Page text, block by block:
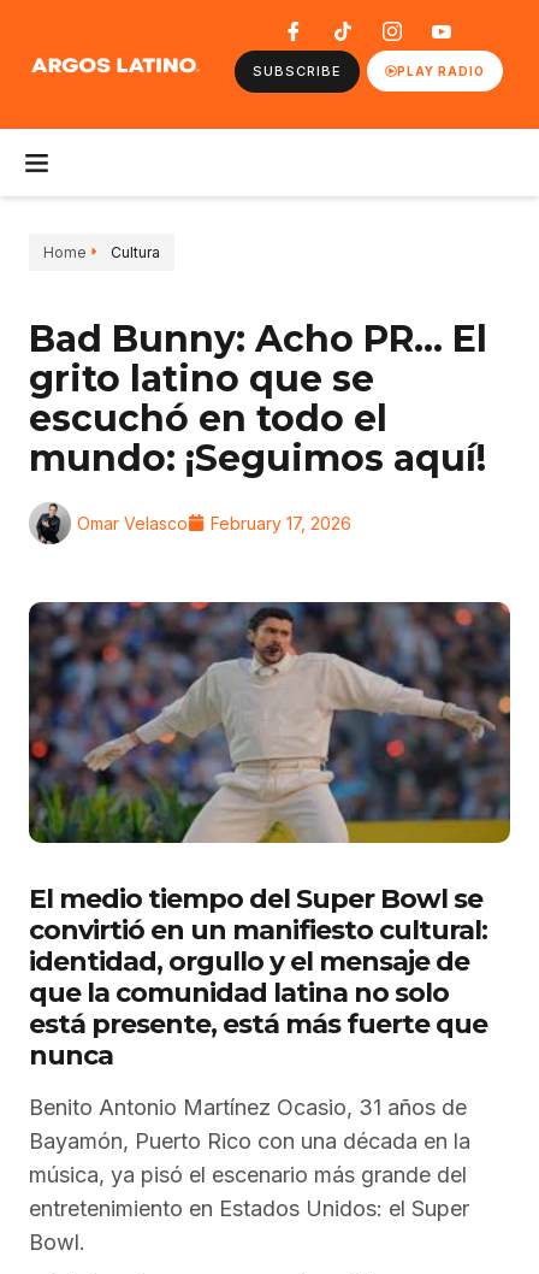
SUBSCRIBE PLAY RADIO
Home Cultura
Bad Bunny: Acho PR… El
grito latino que se
escuchó en todo el
mundo: ¡Seguimos aquí!
Omar Velasco February 17, 2026
El medio tiempo del Super Bowl se
convirtió en un manifiesto cultural:
identidad, orgullo y el mensaje de
que la comunidad latina no solo
está presente, está más fuerte que
nunca
Benito Antonio Martínez Ocasio, 31 años de
Bayamón, Puerto Rico con una década en la
música, ya pisó el escenario más grande del
entretenimiento en Estados Unidos: el Super
Bowl.